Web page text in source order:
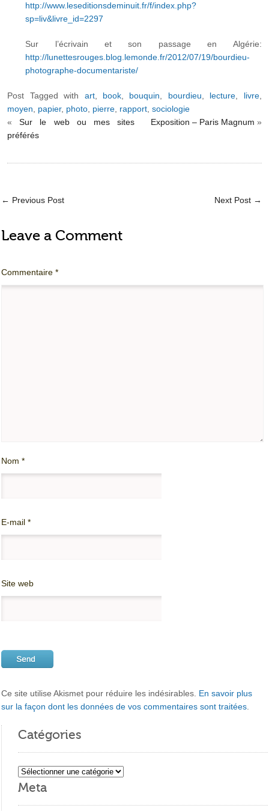
http://www.leseditionsdeminuit.fr/f/index.php?
sp=liv&livre_id=2297
Sur l’écrivain et son passage en Algérie:
http://lunettesrouges.blog.lemonde.fr/2012/07/19/bourdieu-
photographe-documentariste/
Post Tagged with art, book bouquin bourdieu lecture livre,
moyen
papier, photo pierre rapport ,sociologie
«Sur le web ou mes sites
préférés
Exposition – Paris Magnum »
← Previous Post Next Post →
Leave a Comment
Commentaire*
Nom*
E-mail*
Site web
Ce site utilise Akismet pour réduire les indésirables. En savoir plus
sur la façon dont les données de vos commentaires sont traitées
Catégories
Catégories
Meta